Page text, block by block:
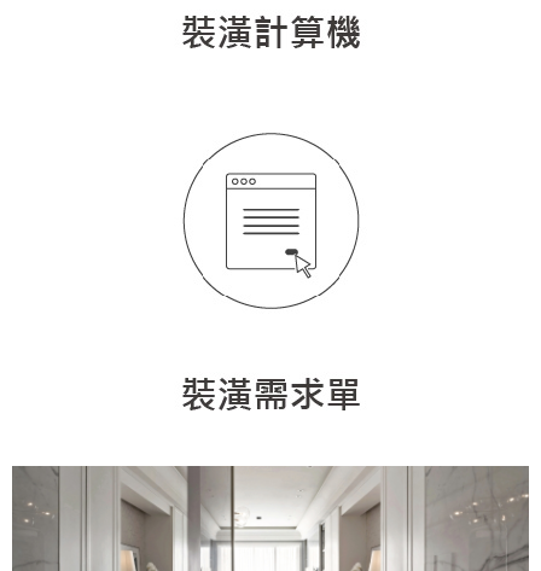
如何使用點一點
我要裝潢
裝潢計算機
案例分享
類型
居家
面積
人氣推薦
設計好手
設計專欄